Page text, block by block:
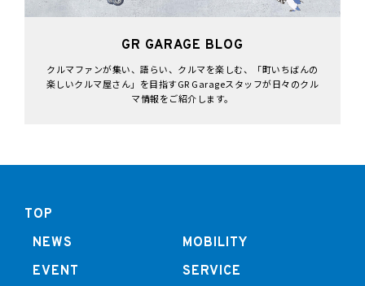
GR GARAGE BLOG
クルマファンが集い、語らい、クルマを楽しむ、「町いちばんの
楽しいクルマ屋さん」を目指すGR Garageスタッフが日々のクル
マ情報をご紹介します。
TOP
NEWS
EVENT
MOBILITY
SERVICE